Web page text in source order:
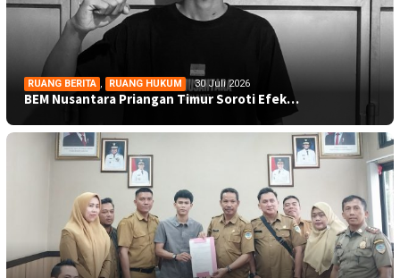
RUANG BERITA , RUANG HUKUM 30 Juli 2026
BEM Nusantara Priangan Timur Soroti Efek…